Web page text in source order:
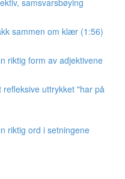
sammen om klær (1:56)
riktig form av adjektivene
uttrykket "har på
riktig ord i setningene